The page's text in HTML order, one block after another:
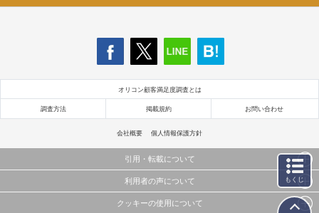
オリコン顧客満足度調査とは
調査方法 掲載規約 お問い合わせ
会社概要 個人情報保護方針
引用・転載について
当サイトで公開されている情報（文字、写真、イラスト、画像データ等）及びこれらの配置・
これらの情報を権利者の許可なく無断転載・複製などの二次利用を行うことは固く禁じており
利用者の声について
当サイトに掲載している内容はすべてサービスの利用者が提出された見解・感想です。
クッキーの使用について
もくじ